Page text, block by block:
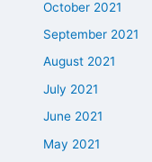
October 2021
September 2021
August 2021
July 2021
June 2021
May 2021